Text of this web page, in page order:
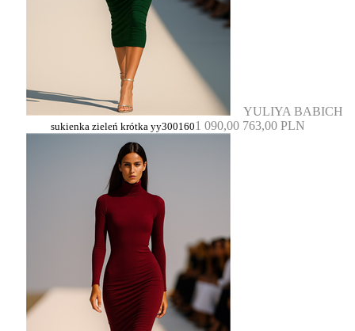
YULIYA BABICH
sukienka zieleń krótka yy3001601 090,00 763,00 PLN